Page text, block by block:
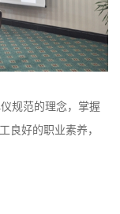
规范的理念，掌握
良好的职业素养，